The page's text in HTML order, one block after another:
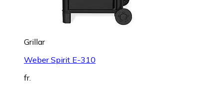
Grillar
Weber Spirit E-310
fr.